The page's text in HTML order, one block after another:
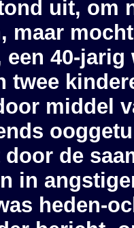
uit, om
maar
een 40-jarig
twee
middel
door de
in
heden-